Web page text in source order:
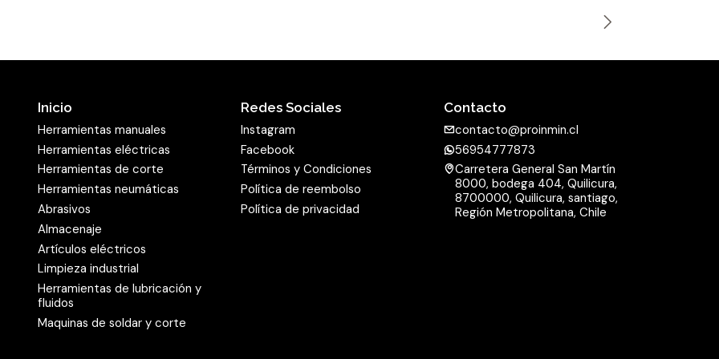
Inicio
Herramientas manuales
Herramientas eléctricas
Herramientas de corte
Herramientas neumáticas
Abrasivos
Almacenaje
Artículos eléctricos
Limpieza industrial
Herramientas de lubricación y
fluidos
Maquinas de soldar y corte
Redes Sociales
Instagram
Facebook
Términos y Condiciones
Política de reembolso
Política de privacidad
Contacto
contacto@proinmin.cl
56954777873
Carretera General San Martín
8000, bodega 404, Quilicura,
8700000, Quilicura, santiago,
Región Metropolitana, Chile